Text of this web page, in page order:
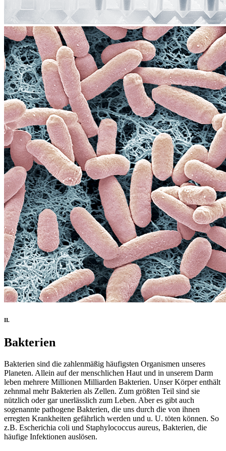
II.
Bakterien
Bakterien sind die zahlenmäßig häufigsten Organismen unseres
Planeten. Allein auf der menschlichen Haut und in unserem Darm
leben mehrere Millionen Milliarden Bakterien. Unser Körper enthält
zehnmal mehr Bakterien als Zellen. Zum größten Teil sind sie
nützlich oder gar unerlässlich zum Leben. Aber es gibt auch
sogenannte pathogene Bakterien, die uns durch die von ihnen
erregten Krankheiten gefährlich werden und u. U. töten können. So
z.B. Escherichia coli und Staphylococcus aureus, Bakterien, die
häufige Infektionen auslösen.